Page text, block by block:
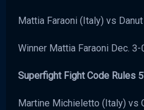
Mattia Faraoni (Italy) vs
Winner Mattia Faraoni Dec. 3-
Superfight Fight Code Rules
Martine Michieletto (Italy) vs